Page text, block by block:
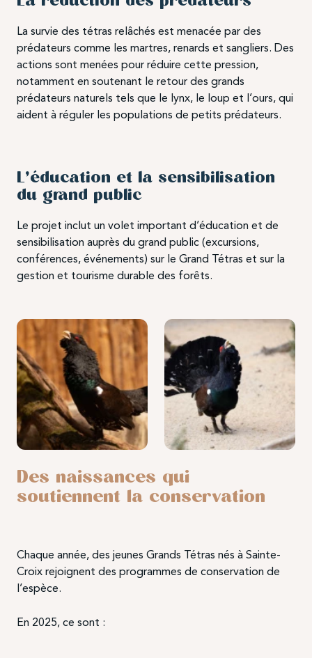
La survie des tétras relâchés est menacée par des
prédateurs comme les martres, renards et sangliers. Des
actions sont menées pour réduire cette pression,
notamment en soutenant le retour des grands
prédateurs naturels tels que le lynx, le loup et l’ours, qui
aident à réguler les populations de petits prédateurs.
L’éducation et la sensibilisation
du grand public
Le projet inclut un volet important d’éducation et de
sensibilisation auprès du grand public (excursions,
conférences, événements) sur le Grand Tétras et sur la
gestion et tourisme durable des forêts.
Des naissances qui
soutiennent la conservation
Chaque année, des jeunes Grands Tétras nés à Sainte-
Croix rejoignent des programmes de conservation de
l’espèce.
En 2025, ce sont :